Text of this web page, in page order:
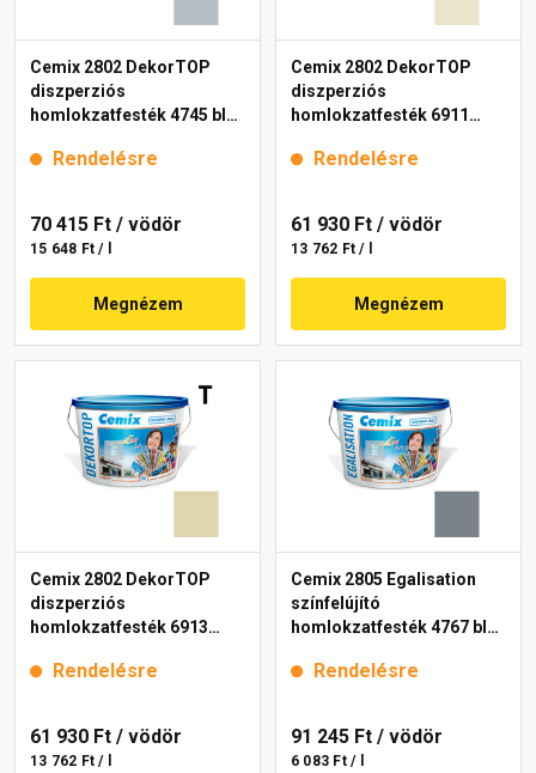
Cemix 2802 DekorTOP
diszperziós
homlokzatfesték 4745 blue
Rendelésre
70 415 Ft / vödör
15 648 Ft / l
Megnézem
Cemix 2802 DekorTOP
diszperziós
homlokzatfesték 6911
Rendelésre
61 930 Ft / vödör
13 762 Ft / l
Megnézem
Cemix 2802 DekorTOP
diszperziós
homlokzatfesték 6913
Rendelésre
61 930 Ft / vödör
13 762 Ft / l
Cemix 2805 Egalisation
színfelújító
homlokzatfesték 4767 blue
Rendelésre
91 245 Ft / vödör
6 083 Ft / l